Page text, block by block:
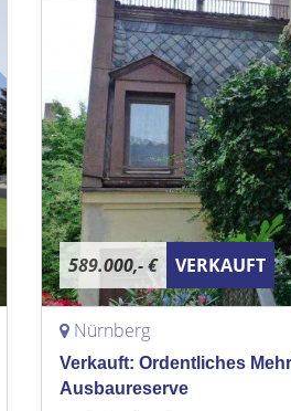
589.000,- € VERKAUFT
Nürnberg
Verkauft: Ordentliches
Ausbaureserve